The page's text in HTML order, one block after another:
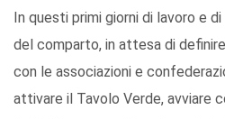
In questi primi giorni di lavoro e
del comparto, in attesa di
con le associazioni e
attivare il Tavolo Verde, avviare